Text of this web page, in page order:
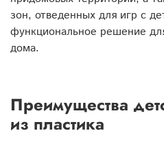
зон, отведенных для игр с
функциональное решение
дома.
Преимущества
из пластика